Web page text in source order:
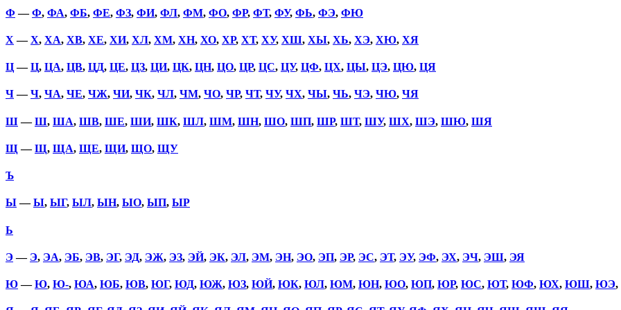
Ф —Ф, ФА, ФБ, ФЕ, ФЗ, ФИ, ФЛ, ФМ, ФО, ФР, ФТ, ФУ, ФЬ, ФЭ, ФЮ
Х —Х, ХА, ХВ, ХЕ, ХИ, ХЛ, ХМ, ХН, ХО, ХР, ХТ, ХУ, ХШ, ХЫ, ХЬ, ХЭ, ХЮ, ХЯ
Ц—Ц, ЦА, ЦВ, ЦД, ЦЕ, ЦЗ, ЦИ, ЦК, ЦН, ЦО, ЦР, ЦС, ЦУ, ЦФ, ЦХ, ЦЫ, ЦЭ, ЦЮ, ЦЯ
Ч—Ч, ЧА, ЧЕ, ЧЖ, ЧИ, ЧК, ЧЛ, ЧМ, ЧО, ЧР, ЧТ, ЧУ, ЧХ, ЧЫ, ЧЬ, ЧЭ, ЧЮ, ЧЯ
Ш—Ш, ША, ШВ, ШЕ, ШИ, ШК, ШЛ, ШМ, ШН, ШО, ШП, ШР, ШТ, ШУ, ШХ, ШЭ, ШЮ, ШЯ
Щ —Щ, ЩА, ЩЕ, ЩИ, ЩО, ЩУ
Ъ
Ы—Ы, ЫГ, ЫЛ, ЫН, ЫО, ЫП, ЫР
Ь
Э— Э, ЭА, ЭБ, ЭВ, ЭГ, ЭД, ЭЖ, ЭЗ, ЭЙ, ЭК, ЭЛ, ЭМ, ЭН, ЭО, ЭП, ЭР, ЭС, ЭТ, ЭУ, ЭФ, ЭХ, ЭЧ, ЭШ, ЭЯ
Ю—Ю, Ю-, ЮА, ЮБ, ЮВ, ЮГ, ЮД, ЮЖ, ЮЗ, ЮЙ, ЮК, ЮЛ, ЮМ, ЮН, ЮО, ЮП, ЮР, ЮС, ЮТ, ЮФ, ЮХ, ЮШ, ЮЭ,